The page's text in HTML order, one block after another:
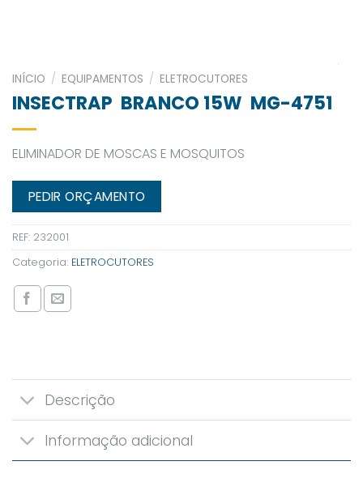
INÍCIO / EQUIPAMENTOS / ELETROCUTORES
INSECTRAP BRANCO 15W MG-4751
ELIMINADOR DE MOSCAS E MOSQUITOS
PEDIR ORÇAMENTO
REF: 232001
Categoria: ELETROCUTORES
Descrição
Informação adicional